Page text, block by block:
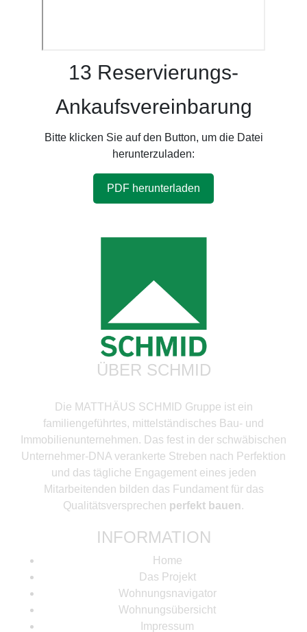
13 Reservierungs-
Ankaufsvereinbarung
Bitte klicken Sie auf den Button, um die Datei
herunterzuladen:
PDF herunterladen
ÜBER SCHMID
Die MATTHÄUS SCHMID Gruppe ist ein
familiengeführtes, mittelständisches Bau- und
Immobilienunternehmen. Das fest in der schwäbischen
Unternehmer-DNA verankerte Streben nach Perfektion
und das tägliche Engagement eines jeden
Mitarbeitenden bilden das Fundament für das
Qualitätsversprechen perfekt bauen.
INFORMATION
Home
Das Projekt
Wohnungsnavigator
Wohnungsübersicht
Impressum